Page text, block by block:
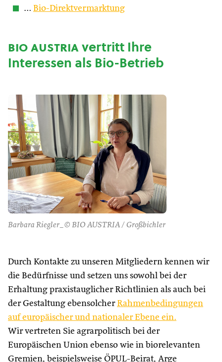
… Bio-Direktvermarktung
bio austriavertritt Ihre
Interessen als Bio-Betrieb
Barbara Riegler_© BIO AUSTRIA / Großbichler
Durch Kontakte zu unseren Mitgliedern kennen wir
die Bedürfnisse und setzen uns sowohl bei der
Erhaltung praxistauglicher Richtlinien als auch bei
der Gestaltung ebensolcher Rahmenbedingungen
auf europäischer und nationaler Ebene ein.
Wir vertreten Sie agrarpolitisch bei der
Europäischen Union ebenso wie in biorelevanten
Gremien, beispielsweise ÖPUL-Beirat, Arge